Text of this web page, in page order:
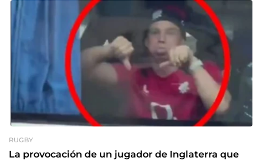
RUGBY
La provocación de un jugador de Inglaterra que